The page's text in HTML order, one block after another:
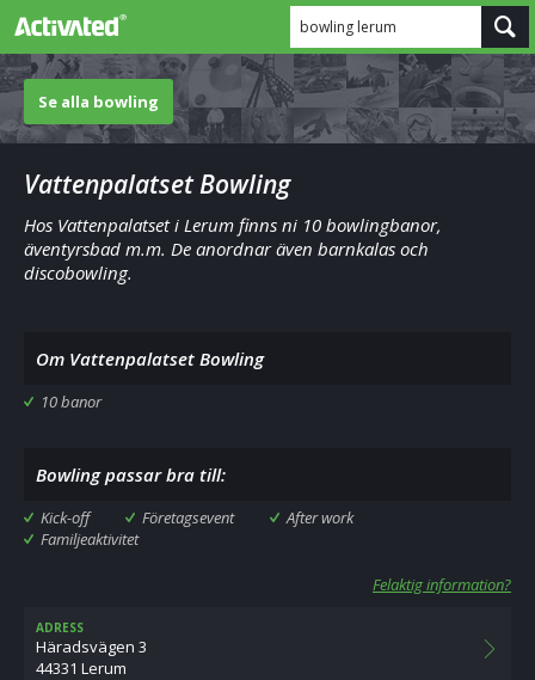
bowling lerum
Se alla bowling
Vattenpalatset Bowling
Hos Vattenpalatset i Lerum finns ni 10 bowlingbanor,
äventyrsbad m.m. De anordnar även barnkalas och
discobowling.
Om Vattenpalatset Bowling
10 banor
Bowling passar bra till:
Kick-off Företagsevent
After work
Familjeaktivitet
Felaktig information?
ADRESS
Häradsvägen 3
44331 Lerum